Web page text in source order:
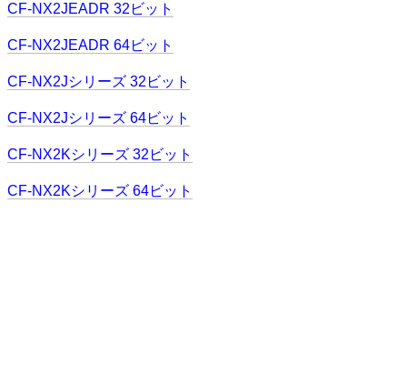
CF-NX2JEADR 32ビット
CF-NX2JEADR 64ビット
CF-NX2Jシリーズ 32ビット
CF-NX2Jシリーズ 64ビット
CF-NX2Kシリーズ 32ビット
CF-NX2Kシリーズ 64ビット